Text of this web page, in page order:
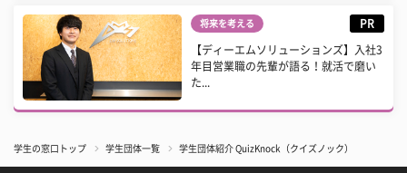
将来を考える PR
【ディーエムソリューションズ】入社3
年目営業職の先輩が語る！就活で磨い
た...
学生の窓口トップ 学生団体一覧 学生団体紹介 QuizKnock（クイズノック）